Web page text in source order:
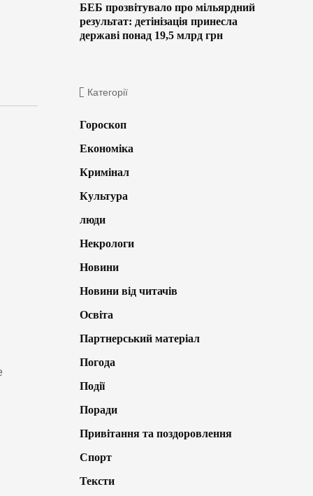
БЕБ прозвітувало про мільярдний
результат: детінізація принесла
державі понад 19,5 млрд грн
Категорії
Гороскоп
Економіка
Кримінал
Культура
люди
Некрологи
Новини
Новини від читачів
Освіта
Партнерський матеріал
Погода
Події
Поради
Привітання та поздоровлення
Спорт
Тексти